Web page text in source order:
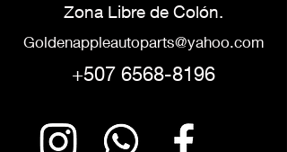
Zona Libre de Colón.
Goldenappleautoparts@yahoo.com
+507 6568-8196